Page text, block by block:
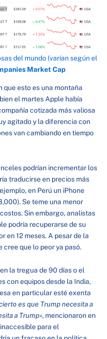
del mundo (varían según el
Market Cap
que esto es una montaña
el martes Apple había
cotizada más valiosa
agitado y la diferencia con
van cambiando en tiempo
podrían incrementar los
traducirse en precios más
en Perú un iPhone
Se teme una menor
Sin embargo, analistas
podría recuperarse de su
en 12 meses. A pesar de la
cree que lo peor ya pasó.
la tregua de 90 días o el
con equipos desde la India,
en particular esté exenta
es que Trump necesita a
a Trump», mencionaron en
para el